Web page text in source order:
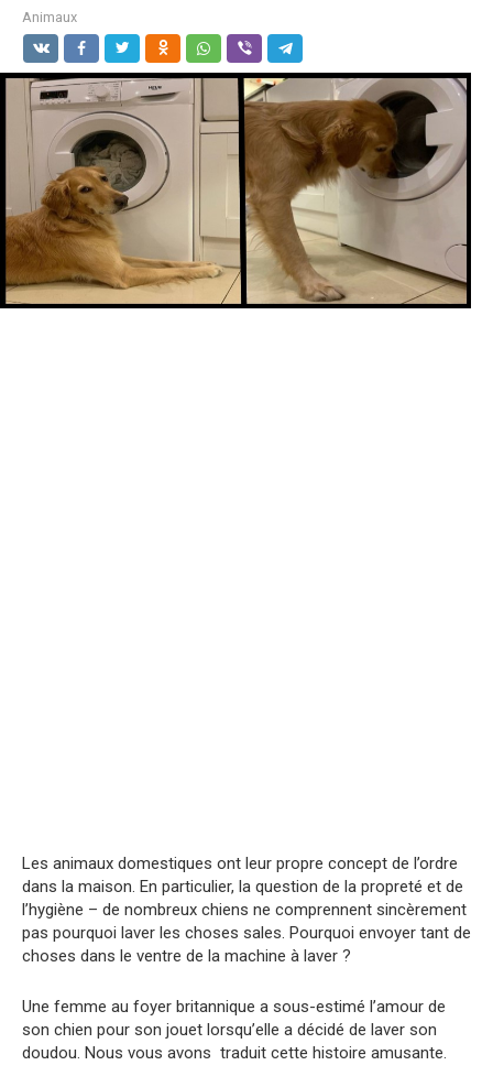
Animaux
Les animaux domestiques ont leur propre concept de l’ordre
dans la maison. En particulier, la question de la propreté et de
l’hygiène – de nombreux chiens ne comprennent sincèrement
pas pourquoi laver les choses sales. Pourquoi envoyer tant de
choses dans le ventre de la machine à laver ?
Une femme au foyer britannique a sous-estimé l’amour de
son chien pour son jouet lorsqu’elle a décidé de laver son
doudou. Nous vous avons traduit cette histoire amusante.